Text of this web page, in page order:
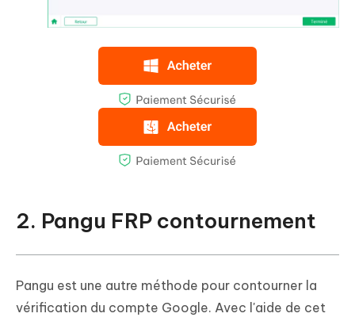
2. Pangu FRP contournement
Pangu est une autre méthode pour contourner la
vérification du compte Google. Avec l'aide de cet